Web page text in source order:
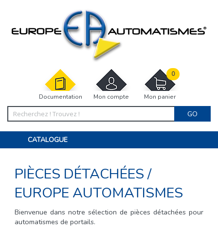
Documentation Mon compte Mon panier
0
GO
CATALOGUE
MOTORISATIONS
ACCESSOIRES ET ELECTRONIQUES
INTERPHONES VISIOPHONES
PIÈCES DÉTACHÉES/
EUROPE AUTOMATISMES
Bienvenue dans notre sélection de pièces détachées pour
automatismes de portails.